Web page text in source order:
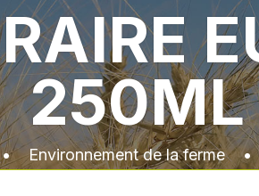
250ML
Environnement de la ferme